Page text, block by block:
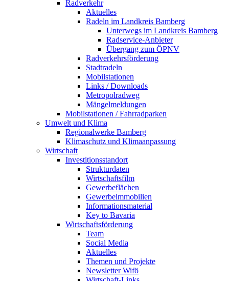
Radverkehr
Aktuelles
Radeln im Landkreis Bamberg
Unterwegs im Landkreis Bamberg
Radservice-Anbieter
Übergang zum ÖPNV
Radverkehrsförderung
Stadtradeln
Mobilstationen
Links / Downloads
Metropolradweg
Mängelmeldungen
Mobilstationen / Fahrradparken
Umwelt und Klima
Regionalwerke Bamberg
Klimaschutz und Klimaanpassung
Wirtschaft
Investitionsstandort
Strukturdaten
Wirtschaftsfilm
Gewerbeflächen
Gewerbeimmobilien
Informationsmaterial
Key to Bavaria
Wirtschaftsförderung
Team
Social Media
Aktuelles
Themen und Projekte
Newsletter Wifö